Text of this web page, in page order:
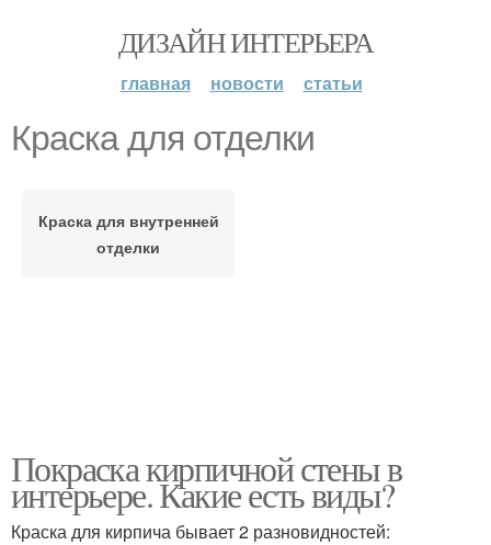
ДИЗАЙН ИНТЕРЬЕРА
главная новости статьи
Краска для отделки
Краска для внутренней
отделки
Покраска кирпичной стены в
интерьере. Какие есть виды?
Краска для кирпича бывает 2 разновидностей: